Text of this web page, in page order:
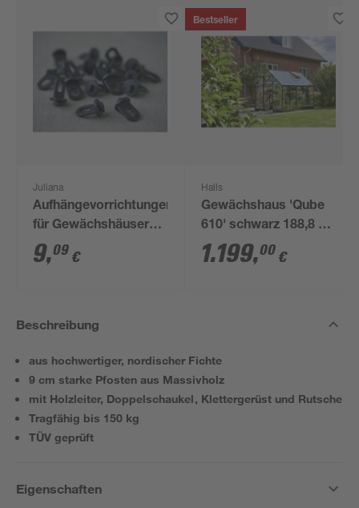
Juliana
Aufhängevorrichtungen
für Gewächshäuser
schwarz 20 Stück
9,09 €
Bestseller
Halls
Gewächshaus 'Qube
610' schwarz 188,8 x
312,6 cm mit 3 mm
Sicherheitsglas
1.199,00 €
Beschreibung
aus hochwertiger, nordischer Fichte
9 cm starke Pfosten aus Massivholz
mit Holzleiter, Doppelschaukel, Klettergerüst und Rutsche
Tragfähig bis 150 kg
TÜV geprüft
Eigenschaften